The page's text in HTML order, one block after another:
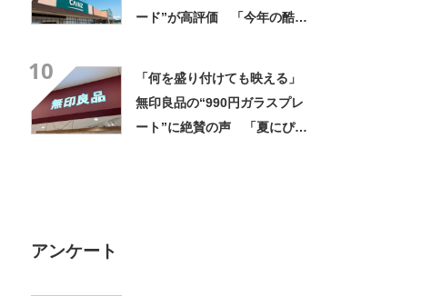
ード”が高評価 「今年の酷暑
10
「何を盛り付けても映える」
無印良品の“990円ガラスプレ
ート”に絶賛の声 「夏にぴっ
アンケート